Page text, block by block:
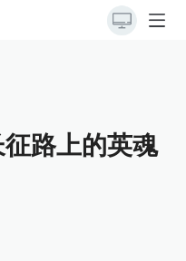
路上的英魂